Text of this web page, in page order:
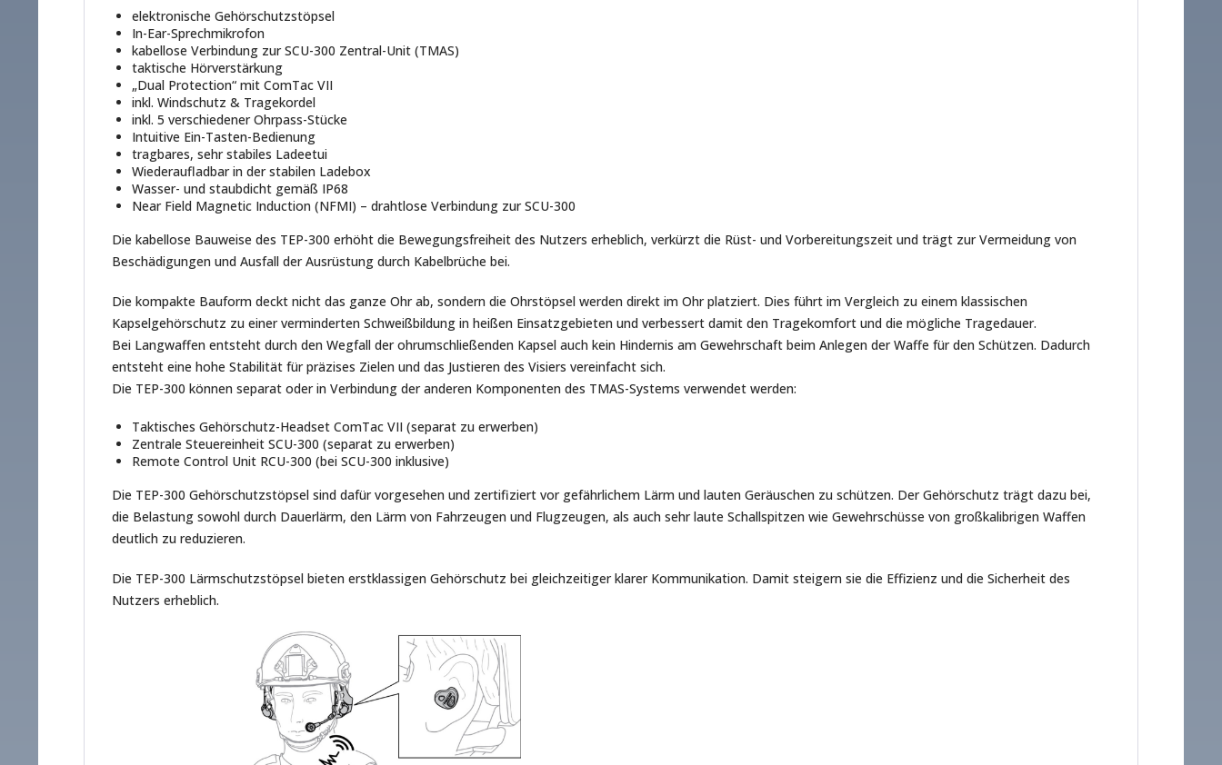
elektronische Gehörschutzstöpsel
In-Ear-Sprechmikrofon
kabellose Verbindung zur SCU-300 Zentral-Unit (TMAS)
taktische Hörverstärkung
„Dual Protection“ mit ComTac VII
inkl. Windschutz & Tragekordel
inkl. 5 verschiedener Ohrpass-Stücke
Intuitive Ein-Tasten-Bedienung
tragbares, sehr stabiles Ladeetui
Wiederaufladbar in der stabilen Ladebox
Wasser- und staubdicht gemäß IP68
Near Field Magnetic Induction (NFMI) – drahtlose Verbindung zur SCU-300
Die kabellose Bauweise des TEP-300 erhöht die Bewegungsfreiheit des Nutzers erheblich, verkürzt die Rüst- und Vorbereitungszeit und trägt zur Vermeidung von
Beschädigungen und Ausfall der Ausrüstung durch Kabelbrüche bei.
Die kompakte Bauform deckt nicht das ganze Ohr ab, sondern die Ohrstöpsel werden direkt im Ohr platziert. Dies führt im Vergleich zu einem klassischen
Kapselgehörschutz zu einer verminderten Schweißbildung in heißen Einsatzgebieten und verbessert damit den Tragekomfort und die mögliche Tragedauer.
Bei Langwaffen entsteht durch den Wegfall der ohrumschließenden Kapsel auch kein Hindernis am Gewehrschaft beim Anlegen der Waffe für den Schützen. Dadurch
entsteht eine hohe Stabilität für präzises Zielen und das Justieren des Visiers vereinfacht sich.
Die TEP-300 können separat oder in Verbindung der anderen Komponenten des TMAS-Systems verwendet werden:
Taktisches Gehörschutz-Headset ComTac VII (separat zu erwerben)
Zentrale Steuereinheit SCU-300 (separat zu erwerben)
Remote Control Unit RCU-300 (bei SCU-300 inklusive)
Die TEP-300 Gehörschutzstöpsel sind dafür vorgesehen und zertifiziert vor gefährlichem Lärm und lauten Geräuschen zu schützen. Der Gehörschutz trägt dazu bei,
die Belastung sowohl durch Dauerlärm, den Lärm von Fahrzeugen und Flugzeugen, als auch sehr laute Schallspitzen wie Gewehrschüsse von großkalibrigen Waffen
deutlich zu reduzieren.
Die TEP-300 Lärmschutzstöpsel bieten erstklassigen Gehörschutz bei gleichzeitiger klarer Kommunikation. Damit steigern sie die Effizienz und die Sicherheit des
Nutzers erheblich.